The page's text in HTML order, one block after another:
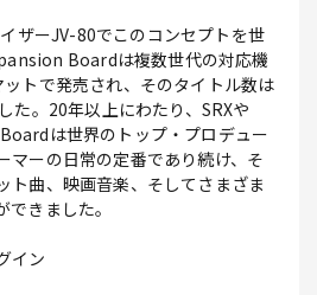
ザーJV-80でこのコンセプトを世
Boardは複数世代の対応機
トで発売され、そのタイトル数は
た。20年以上にわたり、SRXや
は世界のトップ・プロデュー
マーの日常の定番であり続け、そ
ト曲、映画音楽、そしてさまざま
きました。
イン